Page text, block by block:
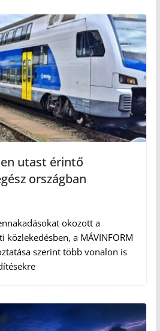
utast érintő
országban
okozott a
közlekedésben, a MÁVINFORM
szerint több vonalon is